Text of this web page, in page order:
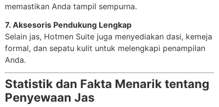
memastikan Anda tampil sempurna.
7. Aksesoris Pendukung Lengkap
Selain jas, Hotmen Suite juga menyediakan dasi, kemeja
formal, dan sepatu kulit untuk melengkapi penampilan
Anda.
Statistik dan Fakta Menarik tentang
Penyewaan Jas